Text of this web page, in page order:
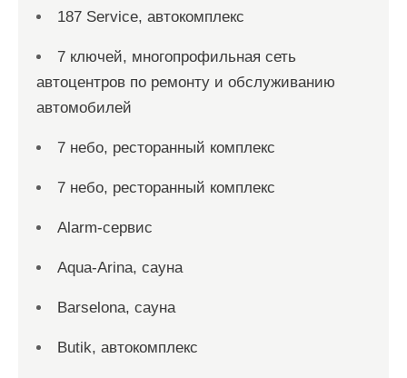
187 Service, автокомплекс
7 ключей, многопрофильная сеть
автоцентров по ремонту и обслуживанию
автомобилей
7 небо, ресторанный комплекс
7 небо, ресторанный комплекс
Alarm-сервис
Aqua-Arina, сауна
Barselona, сауна
Butik, автокомплекс